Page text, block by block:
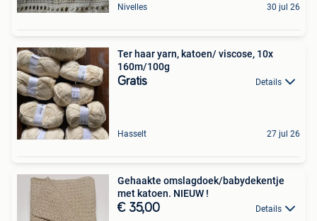
Nivelles 30 jul 26
Ter haar yarn, katoen/ viscose, 10x
160m/100g
Gratis Details
Hasselt 27 jul 26
Gehaakte omslagdoek/babydekentje
met katoen. NIEUW !
€ 35,00 Details